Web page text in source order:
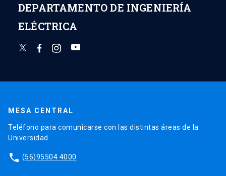
DEPARTAMENTO DE INGENIERÍA
ELÉCTRICA
MESA CENTRAL
Teléfono para comunicarse con las distintas áreas de la
Universidad.
phone (56)95504 4000